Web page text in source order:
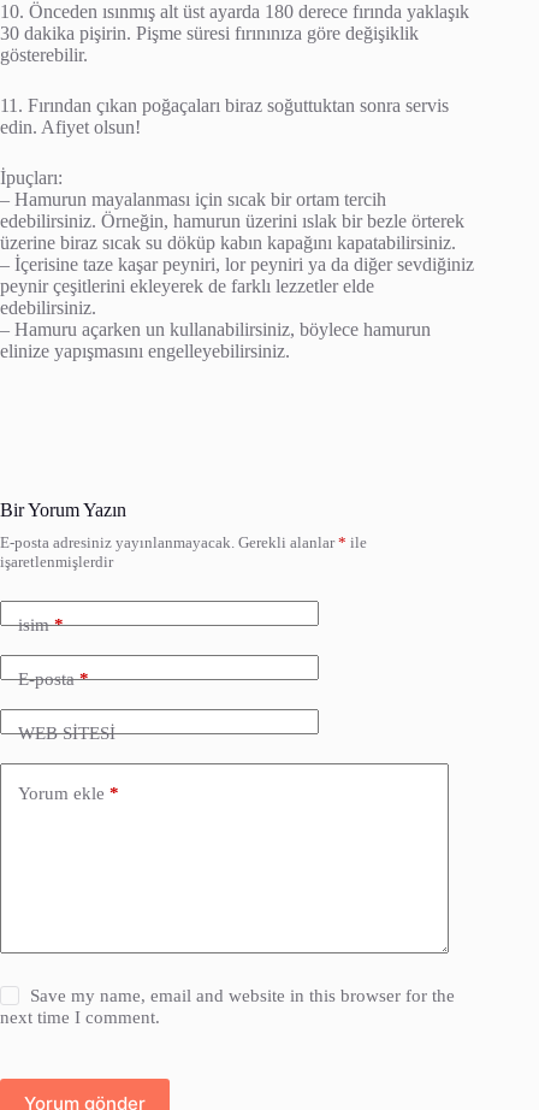
10. Önceden ısınmış alt üst ayarda 180 derece fırında yaklaşık
30 dakika pişirin. Pişme süresi fırınınıza göre değişiklik
gösterebilir.
11. Fırından çıkan poğaçaları biraz soğuttuktan sonra servis
edin. Afiyet olsun!
İpuçları:
– Hamurun mayalanması için sıcak bir ortam tercih
edebilirsiniz. Örneğin, hamurun üzerini ıslak bir bezle örterek
üzerine biraz sıcak su döküp kabın kapağını kapatabilirsiniz.
– İçerisine taze kaşar peyniri, lor peyniri ya da diğer sevdiğiniz
peynir çeşitlerini ekleyerek de farklı lezzetler elde
edebilirsiniz.
– Hamuru açarken un kullanabilirsiniz, böylece hamurun
elinize yapışmasını engelleyebilirsiniz.
Bir Yorum Yazın
E-posta adresiniz yayınlanmayacak. Gerekli alanlar* ile
işaretlenmişlerdir
isim*
E-posta*
WEB SİTESİ
Yorum ekle *
Save my name, email and website in this browser for the
next time I comment.
Yorum gönder